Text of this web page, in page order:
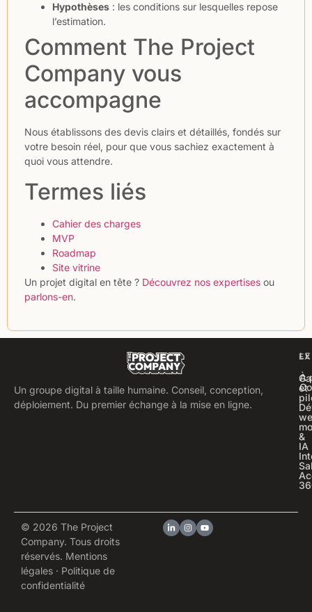
Hypothèses : les conditions sur lesquelles repose
l’estimation.
Comment The Project
Company vous
accompagne
Nous établissons des devis clairs et détaillés, fondés sur
votre besoin réel, pour que vous sachiez exactement à
quoi vous attendre.
Termes liés
Cahier des charges
MVP
Roadmap
Site vitrine
Un projet digital en tête ? Découvrez nos expertises ou
parlons-en.
Un groupe digital à taille humaine. Conseil, conception,
déploiement. Du premier échange à la mise en ligne.
et
&
IA
À
© 2026 The Project
Company. Tous droits
réservés. Mentions
légales · Politique de
confidentialité